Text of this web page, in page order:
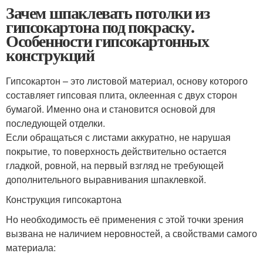
Зачем шпаклевать потолки из
гипсокартона под покраску.
Особенности гипсокартонных
конструкций
Гипсокартон – это листовой материал, основу которого
составляет гипсовая плита, оклеенная с двух сторон
бумагой. Именно она и становится основой для
последующей отделки.
Если обращаться с листами аккуратно, не нарушая
покрытие, то поверхность действительно остается
гладкой, ровной, на первый взгляд не требующей
дополнительного выравнивания шпаклевкой.
Конструкция гипсокартона
Но необходимость её применения с этой точки зрения
вызвана не наличием неровностей, а свойствами самого
материала: